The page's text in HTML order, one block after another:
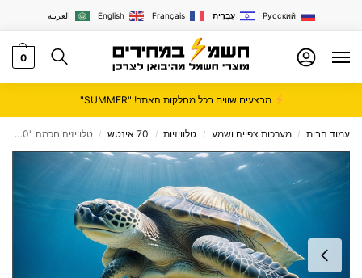
العربية English Français עִבְרִית Русский
0
מבצעים שווים בכל מחלקות האתר! "SUMMER"
עמוד הבית / מערכות צפייה ושמע / טלוויזיות / 70 אינטש / טלוויזיה חכמה "70 4K סמארט פרוסוניק prosonic LED דגם U70UHD22